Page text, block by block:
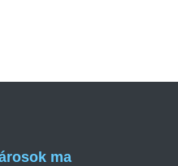
ma